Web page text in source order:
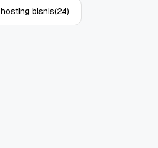
hosting bisnis(24)